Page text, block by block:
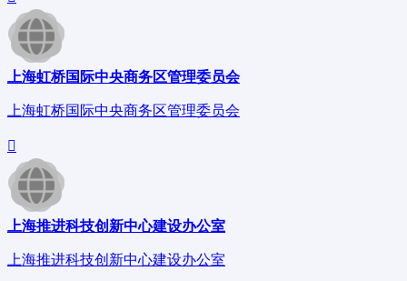
上海虹桥国际中央商务区管理委员会
上海虹桥国际中央商务区管理委员会
上海推进科技创新中心建设办公室
上海推进科技创新中心建设办公室